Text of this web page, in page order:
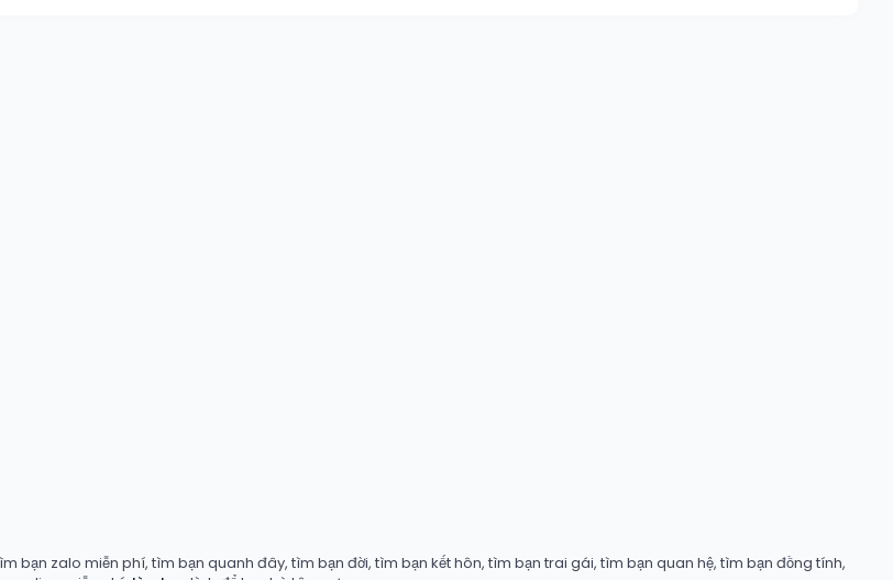
bạn zalo miễn phí, tìm bạn quanh đây, tìm bạn đời, tìm bạn kết hôn, tìm bạn trai gái, tìm bạn quan hệ, tìm bạn đồng tính,